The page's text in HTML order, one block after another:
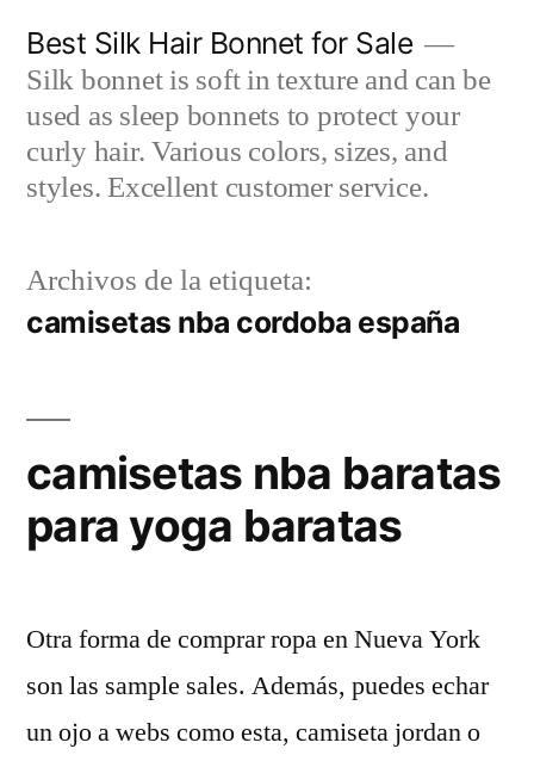
contenido
Best Silk Hair Bonnet for Sale
Silk bonnet is soft in texture and can be
used as sleep bonnets to protect your
curly hair. Various colors, sizes, and
styles. Excellent customer service.
Archivos de la etiqueta:
camisetas nba cordoba españa
camisetas nba baratas
para yoga baratas
Otra forma de comprar ropa en Nueva York
son las sample sales. Además, puedes echar
un ojo a webs como esta, camiseta jordan o